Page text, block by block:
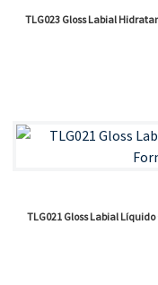
TLG023 Gloss Labial
TLG021 Gloss Labial